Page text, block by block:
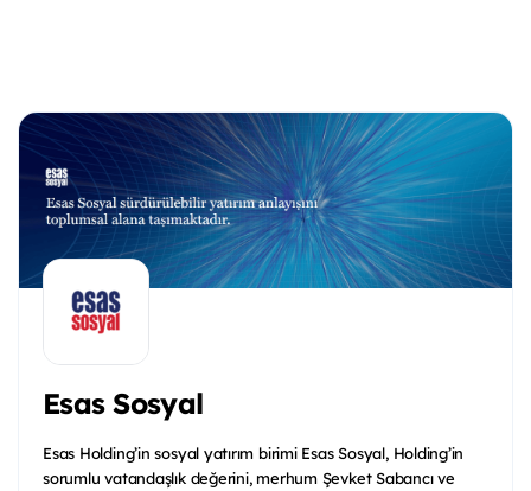
Esas Sosyal
Esas Holding’in sosyal yatırım birimi Esas Sosyal, Holding’in
sorumlu vatandaşlık değerini, merhum Şevket Sabancı ve